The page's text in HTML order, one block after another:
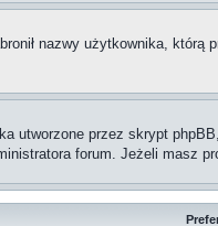
nazwy użytkownika,
utworzone przez skrypt
forum. Jeżeli masz